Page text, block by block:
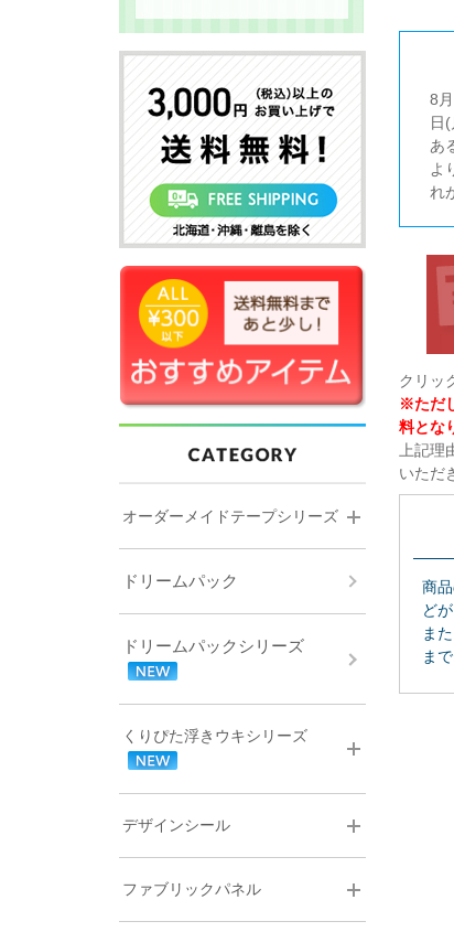
オーダーメイドテープシリーズ
ドリームパック
ドリームパックシリーズ
くりぴた浮きウキシリーズ
デザインシール
ファブリックパネル
8
日
あ
よ
れ
クリッ
※ただ
料とな
上記
いただ
商
ど
ま
ま